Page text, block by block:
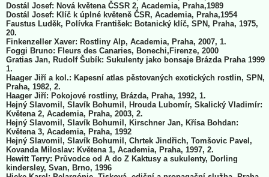
Dostál Josef: Nová květena ČSSR 2, Academia, Praha,1989
Dostál Josef: Klíč k úplné květeně ČSR, Academia, Praha,1954
Faustus Luděk, Polívka František: Botanický klíč, SPN, Praha, 1975,
20.
Finkenzeller Xaver: Rostliny Alp, Academia, Praha, 2007, 1.
Foggi Bruno: Fleurs des Canaries, Bonechi,Firenze, 2000
Gratias Jan, Rudolf Šubík: Sukulenty jako bonsaje Brázda Praha 1999
1.
Haager Jiří a kol.: Kapesní atlas pěstovaných exotických rostlin, SPN,
Praha, 1982, 2.
Haager Jiří: Pokojové rostliny, Brázda, Praha, 1992, 1.
Hejný Slavomil, Slavík Bohumil, Hrouda Lubomír, Skalický Vladimír:
Květena 2, Academia, Praha, 2003, 2.
Hejný Slavomil, Slavík Bohumil, Kirschner Jan, Křísa Bohdan:
Květena 3, Academia, Praha, 1992
Hejný Slavomil, Slavík Bohumil, Chrtek Jindřich, Tomšovic Pavel,
Kovanda Miloslav: Květena 1, Academia, Praha, 1997, 2.
Hewitt Terry: Průvodce od A do Z Kaktusy a sukulenty, Dorling
kindersley, Svan, Brno, 1996